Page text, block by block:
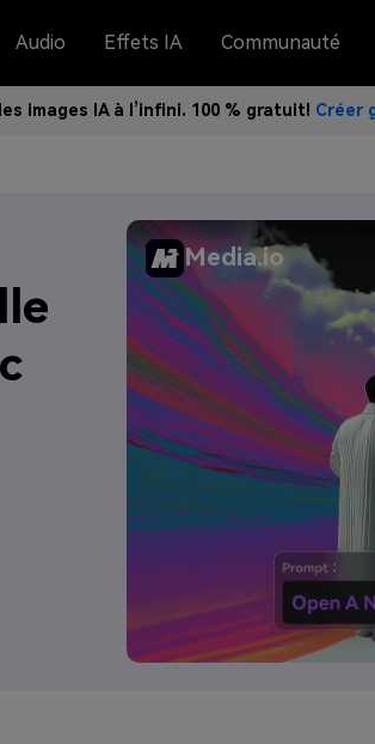
Audio Effets IA Communauté
images IA à l’infini. 100 % gratuit! Créer
Media.io